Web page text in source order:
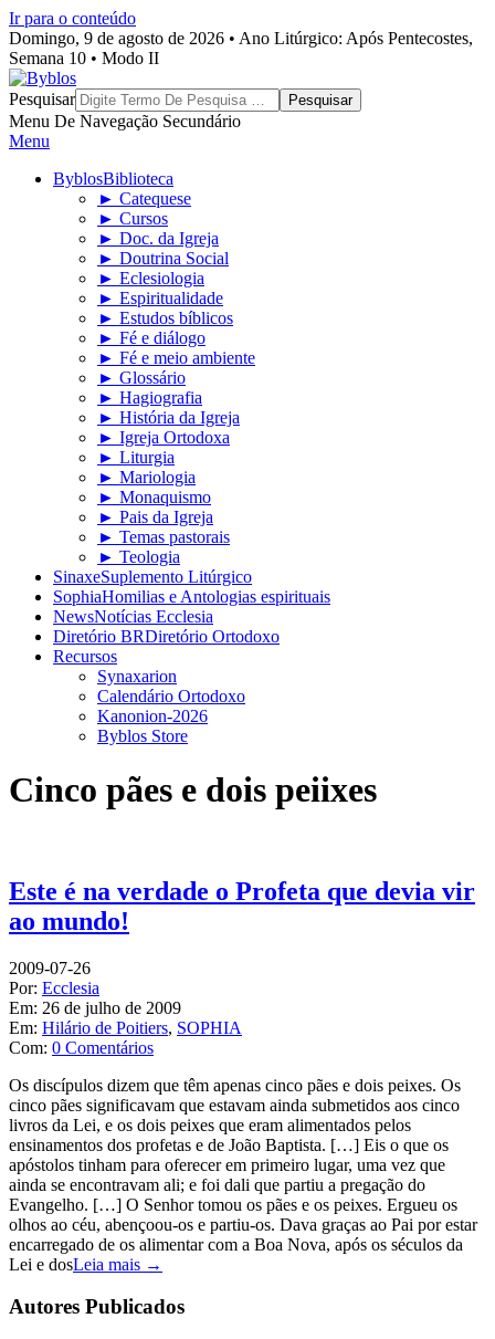
Ir para o conteúdo
Domingo, 9 de agosto de 2026 • Ano Litúrgico: Após Pentecostes,
Semana 10 • Modo II
Byblos
Pesquisar
Menu De Navegação Secundário
Menu
ByblosBiblioteca
► Catequese
► Cursos
► Doc. da Igreja
► Doutrina Social
► Eclesiologia
► Espiritualidade
► Estudos bíblicos
► Fé e diálogo
► Fé e meio ambiente
► Glossário
► Hagiografia
► História da Igreja
► Igreja Ortodoxa
► Liturgia
► Mariologia
► Monaquismo
► Pais da Igreja
► Temas pastorais
► Teologia
SinaxeSuplemento Litúrgico
SophiaHomilias e Antologias espirituais
NewsNotícias Ecclesia
Diretório BRDiretório Ortodoxo
Recursos
Synaxarion
Calendário Ortodoxo
Kanonion-2026
Byblos Store
Cinco pães e dois peiixes
Este é na verdade o Profeta que devia vir
ao mundo!
2009-07-26
Por: Ecclesia
Em: 26 de julho de 2009
Em: Hilário de Poitiers, SOPHIA
Com: 0 Comentários
Os discípulos dizem que têm apenas cinco pães e dois peixes. Os
cinco pães significavam que estavam ainda submetidos aos cinco
livros da Lei, e os dois peixes que eram alimentados pelos
ensinamentos dos profetas e de João Baptista. […] Eis o que os
apóstolos tinham para oferecer em primeiro lugar, uma vez que
ainda se encontravam ali; e foi dali que partiu a pregação do
Evangelho. […] O Senhor tomou os pães e os peixes. Ergueu os
olhos ao céu, abençoou-os e partiu-os. Dava graças ao Pai por estar
encarregado de os alimentar com a Boa Nova, após os séculos da
Lei e dosLeia mais →
Autores Publicados